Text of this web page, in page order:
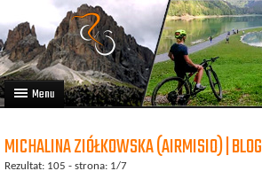
Trasy rowerowe
MICHALINA ZIÓŁKOWSKA (AIRMISIO) | BLOG
Rezultat: 105 - strona: 1/7